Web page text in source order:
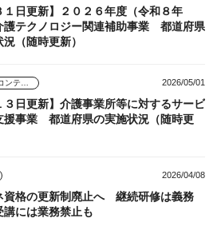
１日更新】２０２６年度（令和８年
テクノロジー関連補助事業 都道府県
（随時更新）
お役立ちコンテンツ 2026/05/01
３日更新】介護事業所等に対するサービ
援事業 都道府県の実施状況（随時更
2026/04/08
資格の更新制廃止へ 継続研修は義務
講には業務禁止も